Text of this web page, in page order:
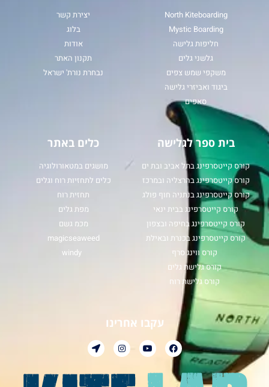
North Kiteboarding
Mystic Boarding
חליפות גלישה
גלשני גלים
משקפי שמש צפים
ביגוד ואביזרי גלישה
סאפים
יצירת קשר
בלוג
אודות
תקנון האתר
נבחרת נורת' ישראל
בית ספר לגלישה
קורס קייטסרפינג בתל אביב ובת ים
קורס קייטסרפינג בהרצליה ובמרכז
קורס קייטסרפינג בנתניה חוף פולג
קורס קייטסרפינג בבית ינאי
קורס קייטסרפינג בחיפה ובצפון
קורס קייטסרפינג בכנרת ובאילת
קורס ווינג סרף
קורס גלישת גלים
קורס גלישת רוח
כלים באתר
מושגים במטאורולוגיה
כלים לתחזיות רוח וגלים
תחזית רוח
מפת גלים
מכמ גשם
magicseaweed
windy
עקבו אחרינו